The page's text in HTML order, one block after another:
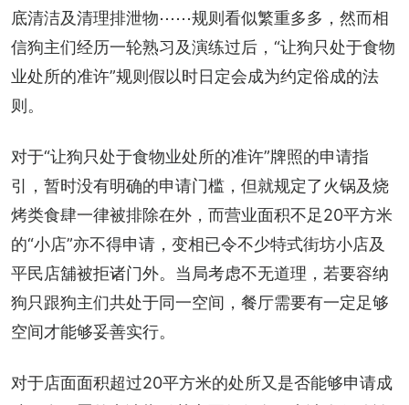
底清洁及清理排泄物⋯⋯规则看似繁重多多，然而相
信狗主们经历一轮熟习及演练过后，“让狗只处于食物
业处所的准许”规则假以时日定会成为约定俗成的法
则。
对于“让狗只处于食物业处所的准许”牌照的申请指
引，暂时没有明确的申请门槛，但就规定了火锅及烧
烤类食肆一律被排除在外，而营业面积不足20平方米
的“小店”亦不得申请，变相已令不少特式街坊小店及
平民店舖被拒诸门外。当局考虑不无道理，若要容纳
狗只跟狗主们共处于同一空间，餐厅需要有一定足够
空间才能够妥善实行。
对于店面面积超过20平方米的处所又是否能够申请成